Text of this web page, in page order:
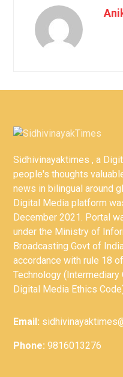
Sidhivinayaktimes , a
people's thoughts
news in bilingual around
Digital Media platform
December 2021. Portal
under the Ministry of
Broadcasting Govt of
accordance with rule 18
Technology (Intermediary
Digital Media Ethics
Email:
Phone: 9816013276